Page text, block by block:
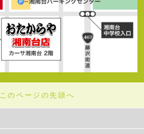
このページの先頭へ